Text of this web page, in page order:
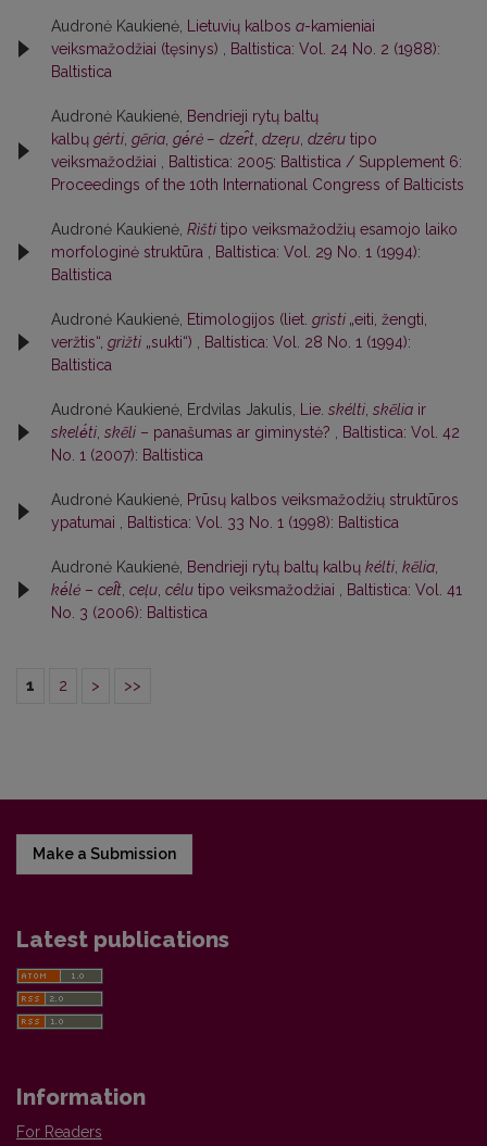
Audronė Kaukienė, Lietuvių kalbos a-kamieniai
veiksmažodžiai (tęsinys)
Baltistica: Vol. 24 No. 2 (1988):
Baltistica
Audronė Kaukienė, Bendrieji rytų baltų
kalbų gérti gẽria gė́rė – dzer̂t dzer̦u dzêru tipo
veiksmažodžiai
Baltistica: 2005: Baltistica / Supplement 6:
Proceedings of the 10th International Congress of Balticists
Audronė Kaukienė, Rìšti tipo veiksmažodžių esamojo laiko
morfologinė struktūra
Baltistica: Vol. 29 No. 1 (1994):
Baltistica
Audronė Kaukienė, Etimologijos (liet. grìsti „eiti, žengti,
veržtis“, grìžti „sukti“)
Baltistica: Vol. 28 No. 1 (1994):
Baltistica
Audronė Kaukienė, Erdvilas Jakulis, Lie. skélti skẽlia ir
skelė́ti skẽli – panašumas ar giminystė?
Baltistica: Vol. 42
No. 1 (2007): Baltistica
Audronė Kaukienė, Prūsų kalbos veiksmažodžių struktūros
ypatumai
Baltistica: Vol. 33 No. 1 (1998): Baltistica
Audronė Kaukienė, Bendrieji rytų baltų kalbų kélti kẽlia
kė́lė – cel̂t ceļu cêlu tipo veiksmažodžiai
Baltistica: Vol. 41
No. 3 (2006): Baltistica
1 2 > >>
Make a Submission
Latest publications
Information
For Readers